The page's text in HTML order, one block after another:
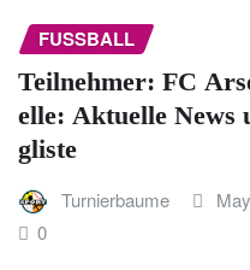
FUSSBALL
Teilnehmer: FC
elle: Aktuelle News
gliste
Turnierbaume
0